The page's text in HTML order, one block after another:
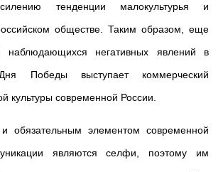
тенденции малокультурья и
обществе. Таким образом, еще
наблюдающихся негативных явлений в
Победы выступает коммерческий
культуры современной России.
обязательным элементом современной
являются селфи, поэтому им